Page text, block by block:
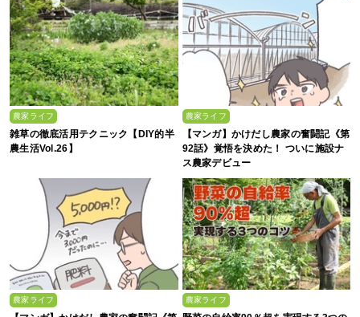
農家ライフ
雑草の徹底活用テクニック【DIY的半
農生活Vol.26】
農家ライフ
【マンガ】かけだし農家の奮闘記《第
92話》覚悟を決めた！ ついに施設ナ
ス農家デビュー
農家ライフ 農家ライフ